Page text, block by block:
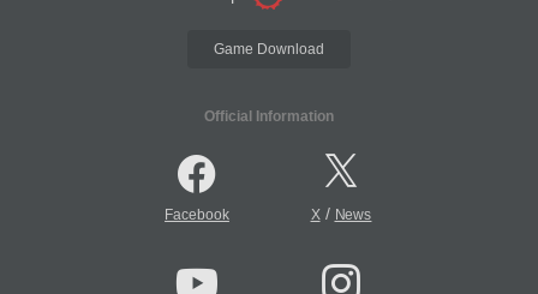
Game Download
Official Information
Facebook X/ News